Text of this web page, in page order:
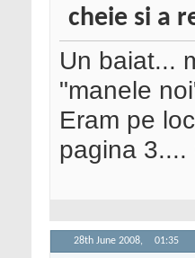
cheie si a
Un baiat...
"manele
Eram pe
pagina 3....
28th June 2008, 01:35